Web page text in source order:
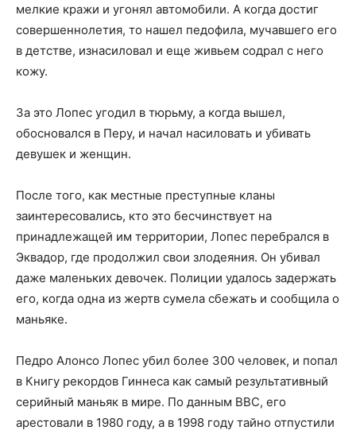
мелкие кражи и угонял автомобили. А когда достиг
совершеннолетия, то нашел педофила, мучавшего его
в детстве, изнасиловал и еще живьем содрал с него
кожу.
За это Лопес угодил в тюрьму, а когда вышел,
обосновался в Перу, и начал насиловать и убивать
девушек и женщин.
После того, как местные преступные кланы
заинтересовались, кто это бесчинствует на
принадлежащей им территории, Лопес перебрался в
Эквадор, где продолжил свои злодеяния. Он убивал
даже маленьких девочек. Полиции удалось задержать
его, когда одна из жертв сумела сбежать и сообщила о
маньяке.
Педро Алонсо Лопес убил более 300 человек, и попал
в Книгу рекордов Гиннеса как самый результативный
серийный маньяк в мире. По данным BBC, его
арестовали в 1980 году, а в 1998 году тайно отпустили